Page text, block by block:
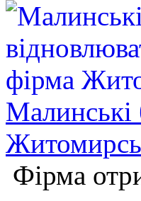
Малинські
Фірма